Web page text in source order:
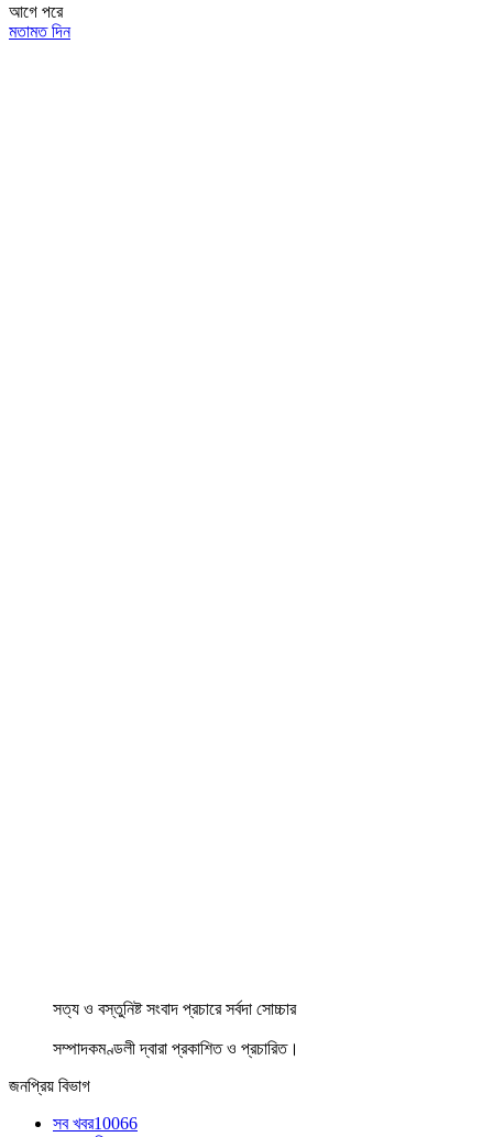
আগে পরে
মতামত দিন
সত্য ও বস্তুনিষ্ট সংবাদ প্রচারে সর্বদা সোচ্চার
সম্পাদকমণ্ডলী দ্বারা প্রকাশিত ও প্রচারিত।
জনপ্রিয় বিভাগ
সব খবর10066